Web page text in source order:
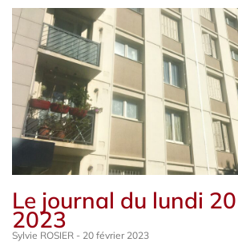
Le journal du lundi
2023
Sylvie ROSIER 20 février 2023